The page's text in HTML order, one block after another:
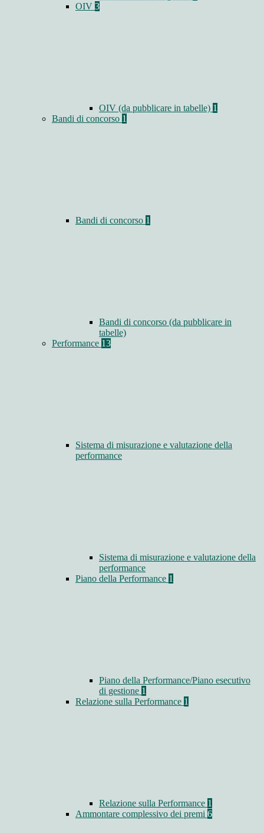
OIV 3
OIV (da pubblicare in tabelle) 1
Bandi di concorso 1
Bandi di concorso 1
Bandi di concorso (da pubblicare in
tabelle)
Performance 13
Sistema di misurazione e valutazione della
performance
Sistema di misurazione e valutazione della
performance
Piano della Performance 1
Piano della Performance/Piano esecutivo
di gestione 1
Relazione sulla Performance 1
Relazione sulla Performance 1
Ammontare complessivo dei premi 6